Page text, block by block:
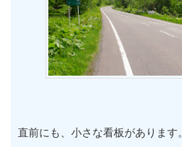
直前にも、小さな看板があります。